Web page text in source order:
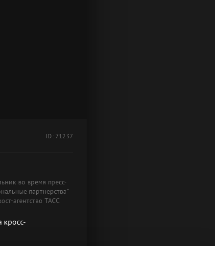
ID: 71237
во время пресс-
партнерства"
агентство ТАСС
кросс-